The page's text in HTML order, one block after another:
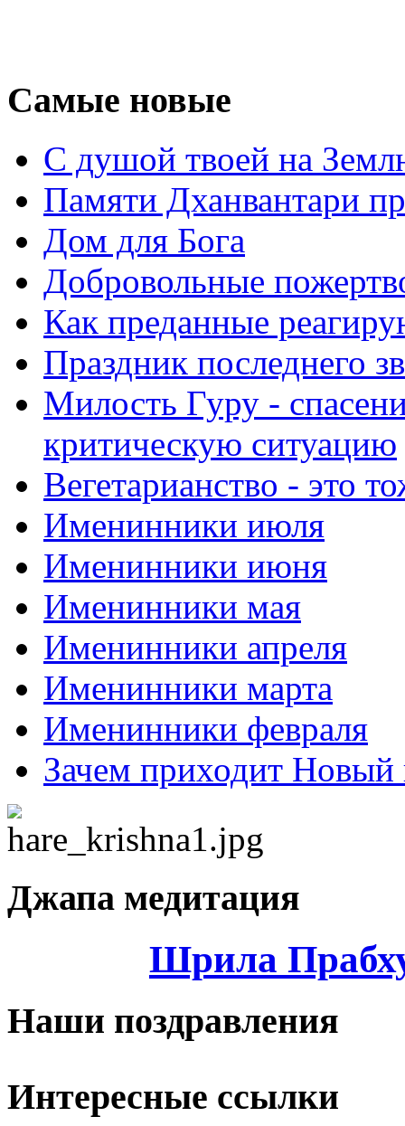
Самые новые
С душой твоей на
Памяти Дханвантари
Дом для Бога
Добровольные
Как преданные
Праздник последнего
Милость Гуру -
критическую ситуацию
Вегетарианство - это
Именинники июля
Именинники июня
Именинники мая
Именинники апреля
Именинники марта
Именинники февраля
Зачем приходит Новый
Джапа медитация
Шрила
Наши поздравления
Интересные ссылки